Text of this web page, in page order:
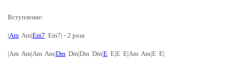
Вступление:
|Am Am|Em7 Em7| - 2 раза
|Am Am|Am Am|Dm Dm|Dm Dm|E E|E E|Am Am|E E|